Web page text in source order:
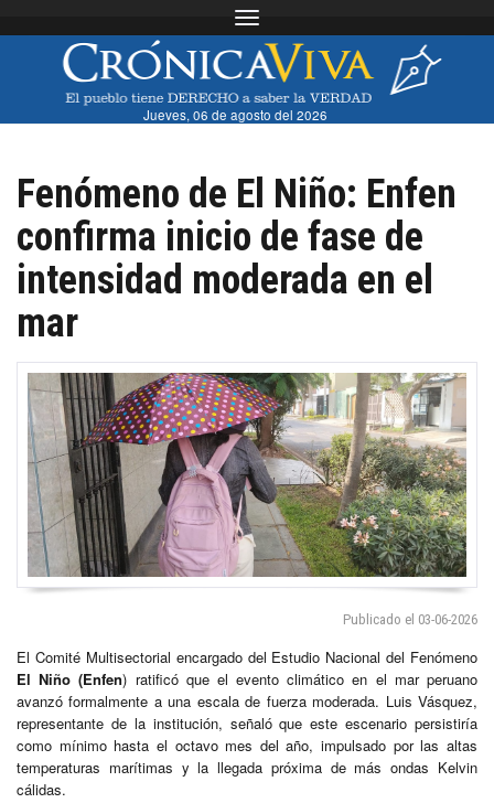
Toggle navigation
Jueves, 06 de agosto del 2026
Fenómeno de El Niño: Enfen
confirma inicio de fase de
intensidad moderada en el
mar
Publicado el 03-06-2026
El Comité Multisectorial encargado del Estudio Nacional del Fenómeno
El Niño (Enfen) ratificó que el evento climático en el mar peruano
avanzó formalmente a una escala de fuerza moderada. Luis Vásquez,
representante de la institución, señaló que este escenario persistiría
como mínimo hasta el octavo mes del año, impulsado por las altas
temperaturas marítimas y la llegada próxima de más ondas Kelvin
cálidas.